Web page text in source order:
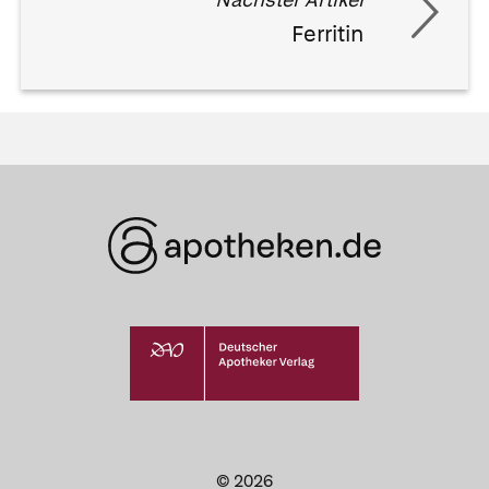
Ferritin
© 2026